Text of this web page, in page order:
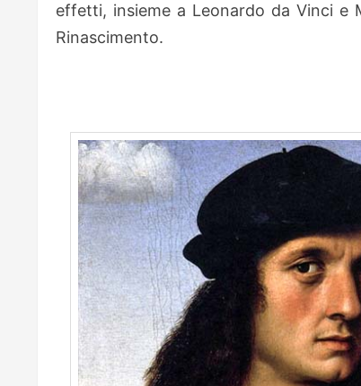
effetti, insieme a Leonardo da Vinci e
Rinascimento.